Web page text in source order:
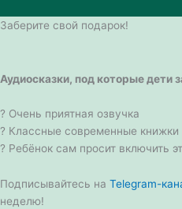
Заберите свой подарок!
Аудиосказки, под которые дети
? Очень приятная озвучка
? Классные современные книжки
? Ребёнок сам просит включить
Подписывайтесь на Telegram-
неделю!